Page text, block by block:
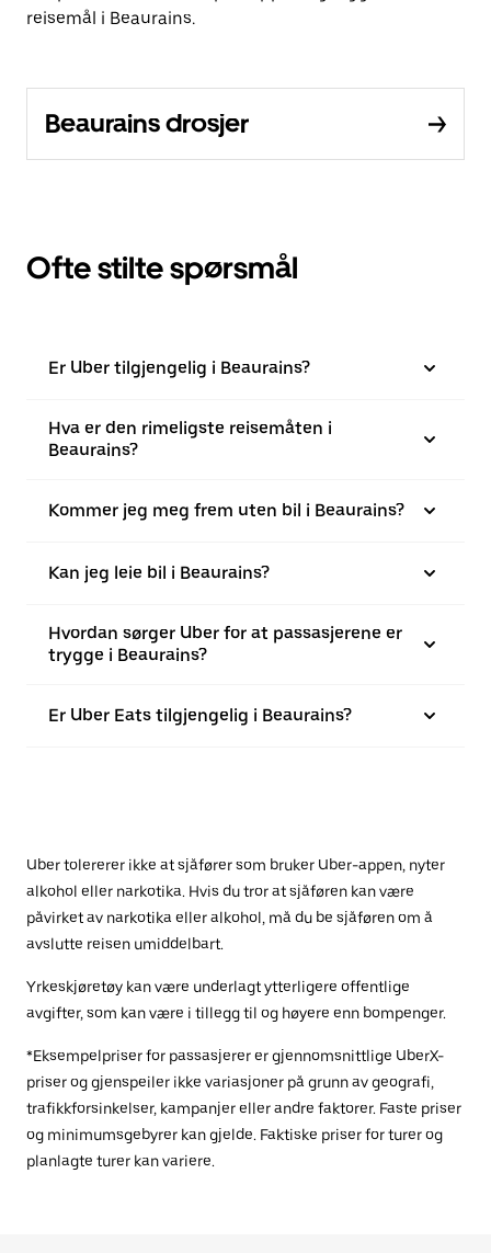
reisemål i Beaurains.
Beaurains drosjer
Ofte stilte spørsmål
Er Uber tilgjengelig i Beaurains?
Hva er den rimeligste reisemåten i
Beaurains?
Kommer jeg meg frem uten bil i Beaurains?
Kan jeg leie bil i Beaurains?
Hvordan sørger Uber for at passasjerene er
trygge i Beaurains?
Er Uber Eats tilgjengelig i Beaurains?
Uber tolererer ikke at sjåfører som bruker Uber-appen, nyter
alkohol eller narkotika. Hvis du tror at sjåføren kan være
påvirket av narkotika eller alkohol, må du be sjåføren om å
avslutte reisen umiddelbart.
Yrkeskjøretøy kan være underlagt ytterligere offentlige
avgifter, som kan være i tillegg til og høyere enn bompenger.
*Eksempelpriser for passasjerer er gjennomsnittlige UberX-
priser og gjenspeiler ikke variasjoner på grunn av geografi,
trafikkforsinkelser, kampanjer eller andre faktorer. Faste priser
og minimumsgebyrer kan gjelde. Faktiske priser for turer og
planlagte turer kan variere.